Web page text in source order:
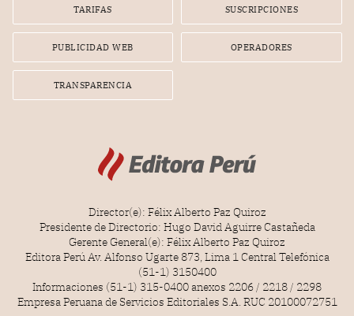
TARIFAS SUSCRIPCIONES
PUBLICIDAD WEB OPERADORES
TRANSPARENCIA
Director(e): Félix Alberto Paz Quiroz
Presidente de Directorio: Hugo David Aguirre Castañeda
Gerente General(e): Félix Alberto Paz Quiroz
Editora Perú Av. Alfonso Ugarte 873, Lima 1 Central Telefónica
(51-1) 3150400
Informaciones (51-1) 315-0400 anexos 2206 / 2218 / 2298
Empresa Peruana de Servicios Editoriales S.A. RUC 20100072751